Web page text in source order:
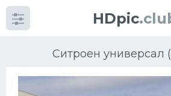
HDpic
Ситроен универсал